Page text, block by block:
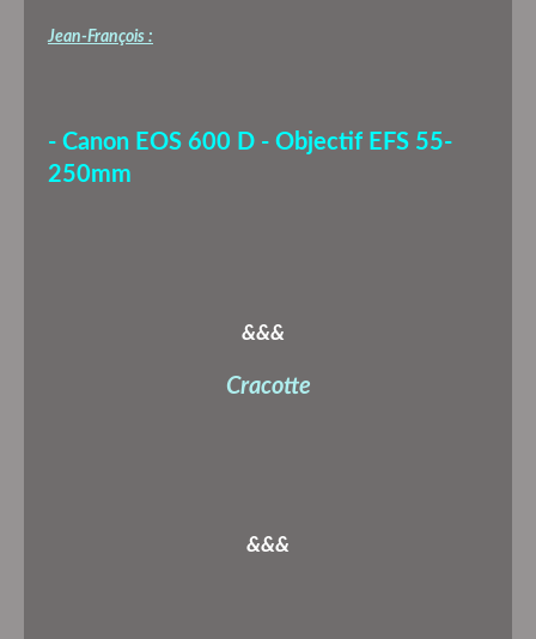
Jean-François :
- Canon EOS 600 D - Objectif EFS 55-
250mm
&&&
Cracotte
&&&